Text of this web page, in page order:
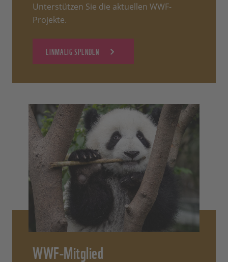
Unterstützen Sie die aktuellen WWF-
Projekte.
EINMALIG SPENDEN
WWF-Mitglied